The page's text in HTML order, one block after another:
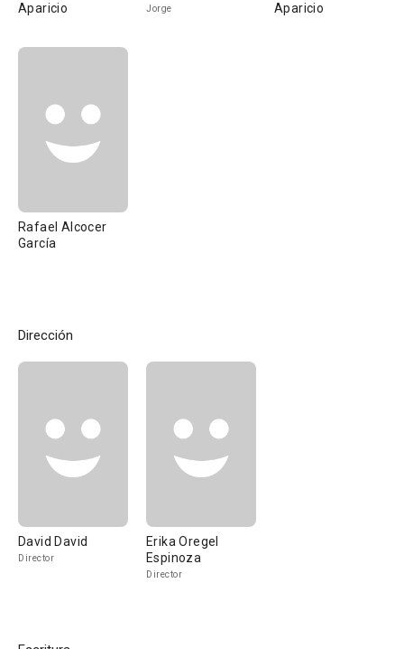
Aparicio
Jorge
Aparicio
Rafael Alcocer
García
Dirección
David David
Director
Erika Oregel
Espinoza
Director